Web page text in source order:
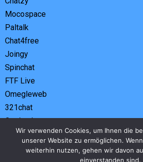
Mocospace
Paltalk
Chat4free
Joingy
Spinchat
FTF Live
Omegleweb
321chat
Geplauder
Tandoo
Wir verwenden Cookies, um Ihnen die
unserer Website zu ermöglichen.
weiterhin nutzen, gehen wir davon
einverstanden sind.